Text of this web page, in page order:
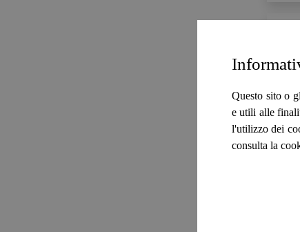
Questo sito o
e utili alle
l'utilizzo dei
consulta la